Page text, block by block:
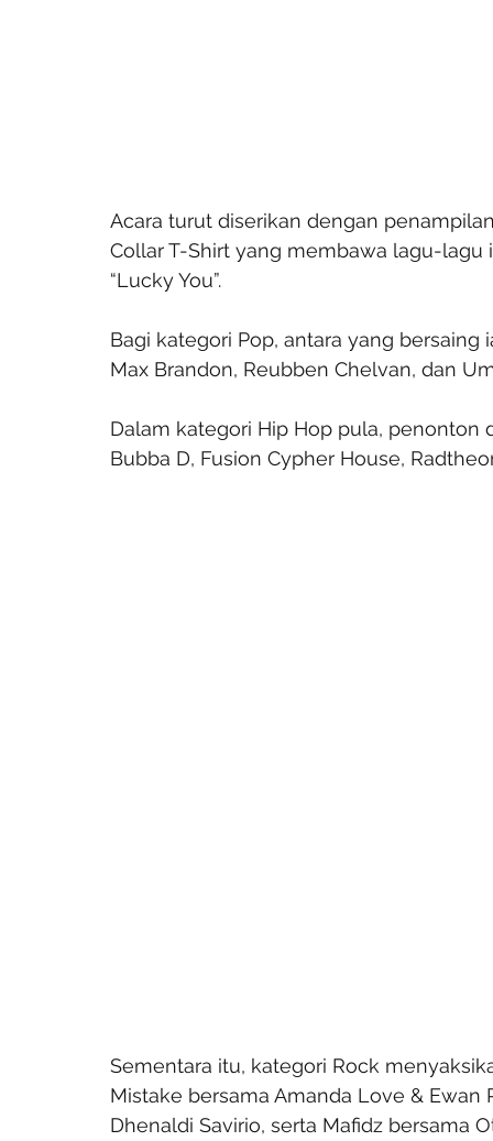
Acara turut diserikan dengan
Collar T-Shirt yang membawa lagu-lagu
“Lucky You”.
Bagi kategori Pop, antara yang
Max Brandon, Reubben Chelvan, dan
Dalam kategori Hip Hop pula,
Bubba D, Fusion Cypher House,
Sementara itu, kategori Rock
Mistake bersama Amanda Love & Ewan
Dhenaldi Savirio, serta Mafidz bersama